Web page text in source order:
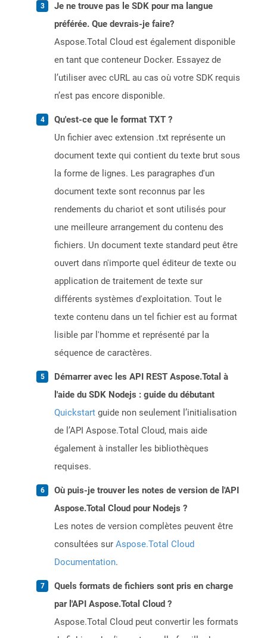
Je ne trouve pas le SDK pour ma langue
préférée. Que devrais-je faire?
Aspose.Total Cloud est également disponible
en tant que conteneur Docker. Essayez de
l’utiliser avec cURL au cas où votre SDK requis
n’est pas encore disponible.
Qu'est-ce que le format TXT ?
Un fichier avec extension .txt représente un
document texte qui contient du texte brut sous
la forme de lignes. Les paragraphes d'un
document texte sont reconnus par les
rendements du chariot et sont utilisés pour
une meilleure arrangement du contenu des
fichiers. Un document texte standard peut être
ouvert dans n'importe quel éditeur de texte ou
application de traitement de texte sur
différents systèmes d'exploitation. Tout le
texte contenu dans un tel fichier est au format
lisible par l'homme et représenté par la
séquence de caractères.
Démarrer avec les API REST Aspose.Total à
l'aide du SDK Nodejs : guide du débutant
Quickstart guide non seulement l’initialisation
de l’API Aspose.Total Cloud, mais aide
également à installer les bibliothèques
requises.
Où puis-je trouver les notes de version de l'API
Aspose.Total Cloud pour Nodejs ?
Les notes de version complètes peuvent être
consultées sur Aspose.Total Cloud
Documentation.
Quels formats de fichiers sont pris en charge
par l'API Aspose.Total Cloud ?
Aspose.Total Cloud peut convertir les formats